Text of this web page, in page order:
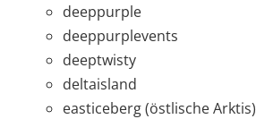
deeppurple
deeppurplevents
deeptwisty
deltaisland
easticeberg (östlische Arktis)